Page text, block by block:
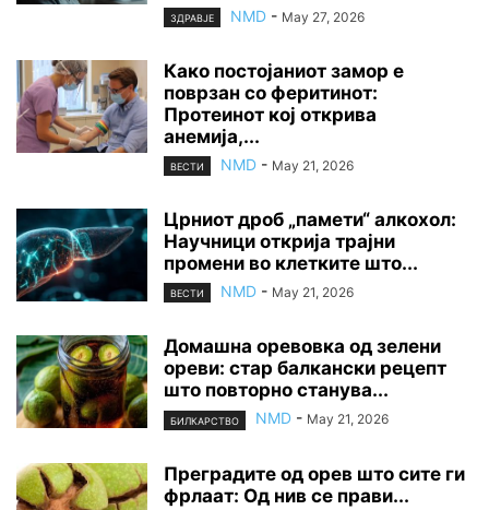
ЗДРАВЈЕ NMD - May 27, 2026
Како постојаниот замор е
поврзан со феритинот:
Протеинот кој открива
анемија,...
ВЕСТИ NMD - May 21, 2026
Црниот дроб „памети“ алкохол:
Научници открија трајни
промени во клетките што...
ВЕСТИ NMD - May 21, 2026
Домашна оревовка од зелени
ореви: стар балкански рецепт
што повторно станува...
БИЛКАРСТВО NMD - May 21, 2026
Преградите од орев што сите ги
фрлаат: Од нив се прави...